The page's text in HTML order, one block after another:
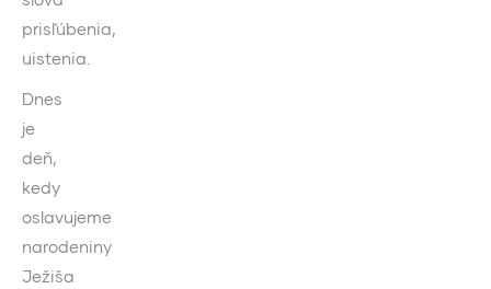
prisľúbenia,
uistenia.
Dnes
je
deň,
kedy
oslavujeme
narodeniny
Ježiša